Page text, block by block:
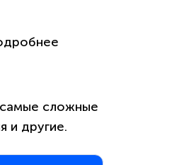
сложные
и другие.